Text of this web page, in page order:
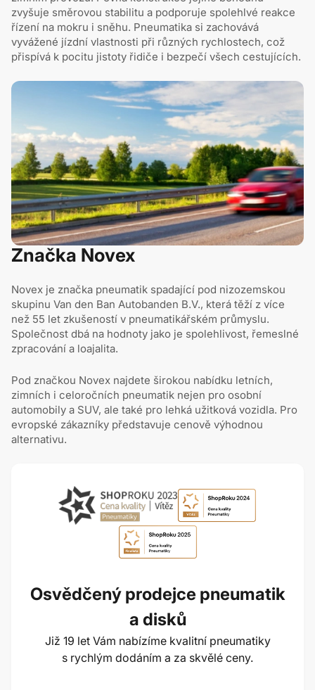
zvyšuje směrovou stabilitu a podporuje spolehlvé reakce
řízení na mokru i sněhu. Pneumatika si zachovává
vyvážené jízdní vlastnosti při různých rychlostech, což
přispívá k pocitu jistoty řidiče i bezpečí všech cestujících.
Značka Novex
Novex je značka pneumatik spadající pod nizozemskou
skupinu Van den Ban Autobanden B.V., která těží z více
než 55 let zkušeností v pneumatikářském průmyslu.
Společnost dbá na hodnoty jako je spolehlivost, řemeslné
zpracování a loajalita.
Pod značkou Novex najdete širokou nabídku letních,
zimních i celoročních pneumatik nejen pro osobní
automobily a SUV, ale také pro lehká užitková vozidla. Pro
evropské zákazníky představuje cenově výhodnou
alternativu.
Osvědčený prodejce pneumatik
a disků
Již 19 let Vám nabízíme kvalitní pneumatiky
s rychlým dodáním a za skvělé ceny.